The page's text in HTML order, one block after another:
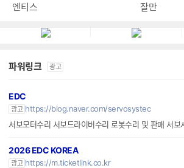
엔티스
잘만
파워링크 광고
EDC
광고 https://blog.naver.com/servosystec
서보모터수리 서보드라이버수리 로봇수리 및 판매 서보
2026 EDC KOREA
광고 https://m.ticketlink.co.kr